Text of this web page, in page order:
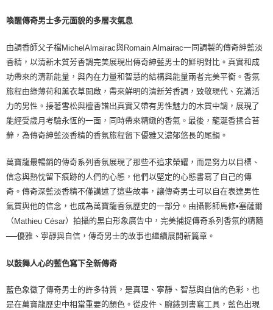
喚醒傳奇男士多元面貌的多層次氣息
由調香師父子檔MichelAlmairac與Romain Almairac一同調製的傳奇紳藍淡
香精，以清新木質芳香調完美展現出傳奇紳藍男士的鮮明對比。真實和成
功帶來的清新能量，與內在力量和智慧的結構與能量兩者完美平衡。香氛
旅程由綠薄荷和薰衣草開啟，帶來鮮明的清新芳香調，致敬現代、充滿活
力的男性。接著雪松與檀香譜出真實又帶有男性魅力的木質中調，展現了
能經受歲月考驗永恆的一面，同時帶來精緻的香氣。最後，龍涎香揉合苔
蘚，為傳奇紳藍淡香精的香氛旅程留下優雅又濃郁悠長的尾韻。
萬寶龍最暢銷的傳奇系列香氛展現了那些不追求榮耀，而是努力以目標、
信念與熱忱留下痕跡的人們的心態，他們以堅定的心態書寫了自己的傳
奇。傳奇深藍淡香精不僅講述了這些故事，讓傳奇男士可以自在表達男性
氣質與他的信念，也成為萬寶龍香氛歷史的一部分。由攝影師馬修•塞薩爾
（ Mathieu César）拍攝的黑白形象廣告中，完美捕捉傳奇系列香氛的精隨
──優雅、寧靜與自信，傳奇男士的故事也繼續展開新篇章。
以鼓舞人心的藍色寫下全新傳奇
藍色象徵了傳奇男士的許多特質，是真理、寧靜、智慧與自信的色彩，也
是在萬寶龍歷史中相當重要的顏色。從皮件、腕錶到書寫工具，藍色出現